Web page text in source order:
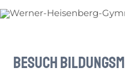
Inhalt
Besuch
navigation